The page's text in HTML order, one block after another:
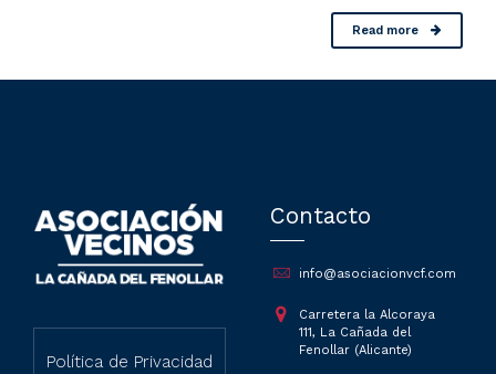
Read more
Política de Privacidad
Contacto
info@asociacionvcf.com
Carretera la Alcoraya
111, La Cañada del
Fenollar (Alicante)